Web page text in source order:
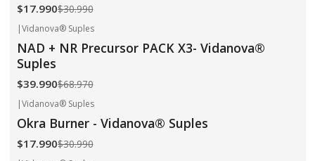
$17.990$30.990
|Vidanova® Suples
NAD + NR Precursor PACK X3- Vidanova®
Suples
$39.990$68.970
|Vidanova® Suples
Okra Burner - Vidanova® Suples
$17.990$30.990